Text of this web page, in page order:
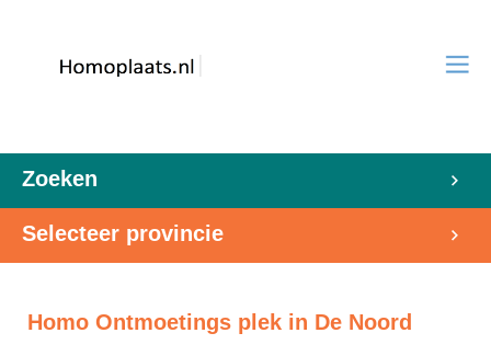
Zoeken
Selecteer provincie
Homo Ontmoetings plek in De Noord